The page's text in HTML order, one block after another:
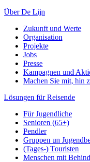
Über De Lijn
Zukunft und Werte
Organisation
Projekte
Jobs
Presse
Kampagnen und
Machen Sie mit, hin
Lösungen für Reisende
Für Jugendliche
Senioren (65+)
Pendler
Gruppen un
(Tages-) Touristen
Menschen mit